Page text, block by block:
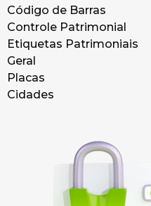
Código de Barras
Controle Patrimonial
Etiquetas Patrimoniais
Geral
Placas
Cidades